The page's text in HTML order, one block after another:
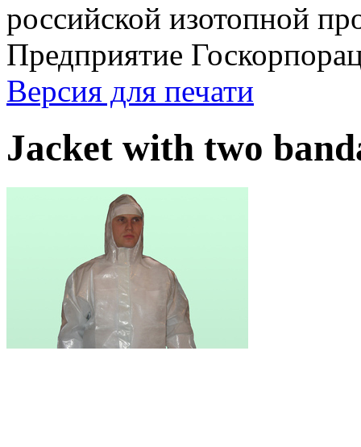
российской изотопной
Предприятие
Версия для печати
Jacket with two